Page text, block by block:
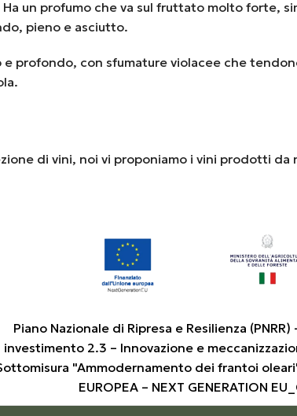
un profumo che va sul fruttato molto forte,
pieno e asciutto.
profondo, con sfumature violacee che
di vini, noi vi proponiamo i vini prodotti da
Piano Nazionale di Ripresa e Resilienza
investimento 2.3 – Innovazione e
"Ammodernamento dei frantoi oleari"
EUROPEA – NEXT GENERATION